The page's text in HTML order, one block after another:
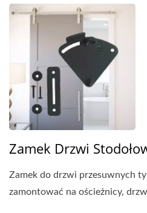
Zamek Drzwi
Zamek do drzwi przesuwnych
zamontować na ościeżnicy,